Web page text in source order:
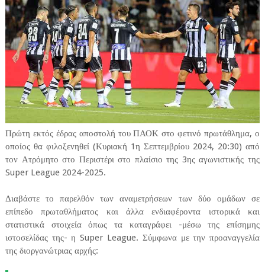
Πρώτη εκτός έδρας αποστολή του ΠΑΟΚ στο φετινό πρωτάθλημα, ο
οποίος θα φιλοξενηθεί (Κυριακή 1η Σεπτεμβρίου 2024, 20:30) από
τον Ατρόμητο στο Περιστέρι στο πλαίσιο της 3ης αγωνιστικής της
Super League 2024-2025.
Διαβάστε το παρελθόν των αναμετρήσεων των δύο ομάδων σε
επίπεδο πρωταθλήματος και άλλα ενδιαφέροντα ιστορικά και
στατιστικά στοιχεία όπως τα καταγράφει -μέσω της επίσημης
ιστοσελίδας της- η Super League. Σύμφωνα με την προαναγγελία
της διοργανώτριας αρχής: